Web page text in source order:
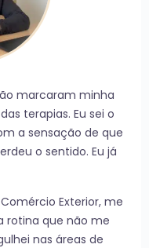
marcaram minha
terapias. Eu sei o
a sensação de que
o sentido. Eu já
Exterior, me
rotina que não me
nas áreas de